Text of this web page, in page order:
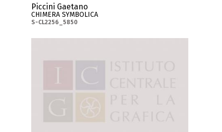
Piccini Gaetano
CHIMERA SYMBOLICA
S-CL2256_5850